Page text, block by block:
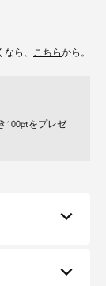
ら、 こちらから。
100ptをプレゼ